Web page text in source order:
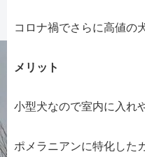
コロナ禍でさらに高値の
メリット
小型犬なので室内に入れ
ポメラニアンに特化した